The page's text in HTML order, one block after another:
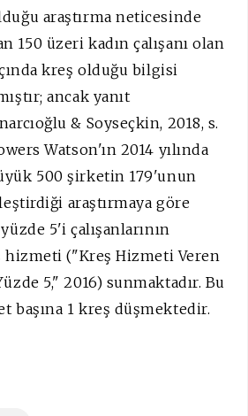
araştırma neticesinde
150 üzeri kadın çalışanı olan
kreş olduğu bilgisi
ancak yanıt
& Soyseçkin, 2018, s.
Watson'ın 2014 yılında
500 şirketin 179'unun
araştırmaya göre
5'i çalışanlarının
hizmeti ("Kreş Hizmeti Veren
5," 2016) sunmaktadır. Bu
başına 1 kreş düşmektedir.